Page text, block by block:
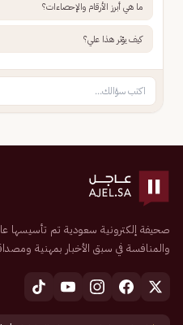
ما هي أبرز الأرقام والإحصاءات؟
كيف يؤثر هذا علي؟
والمنافسة في سبق الأخبار بمهنية